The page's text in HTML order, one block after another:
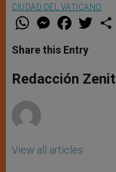
CIUDAD DEL VATICANO
W
t
s
p
p
M
e
s
e
g
e
F
a
e
b
o
k
w
r
Share this Entry
Redacción Zenit
View all articles